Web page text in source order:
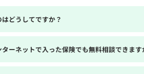
どうしてですか？
ーネットで入った保険でも無料相談できます